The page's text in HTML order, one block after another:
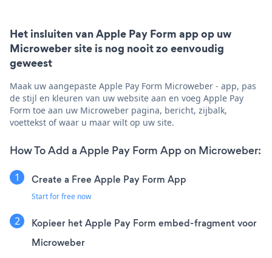
Het insluiten van Apple Pay Form app op uw
Microweber site is nog nooit zo eenvoudig
geweest
Maak uw aangepaste Apple Pay Form Microweber - app, pas
de stijl en kleuren van uw website aan en voeg Apple Pay
Form toe aan uw Microweber pagina, bericht, zijbalk,
voettekst of waar u maar wilt op uw site.
How To Add a Apple Pay Form App on Microweber:
Create a Free Apple Pay Form App
Start for free now
Kopieer het Apple Pay Form embed-fragment voor
Microweber